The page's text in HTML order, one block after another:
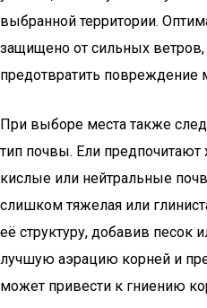
выбранной территории.
защищено от сильных
предотвратить повреждение
При выборе места также
тип почвы. Ели
кислые или нейтральные
слишком тяжелая или
её структуру, добавив песок
лучшую аэрацию корней и
может привести к гниению